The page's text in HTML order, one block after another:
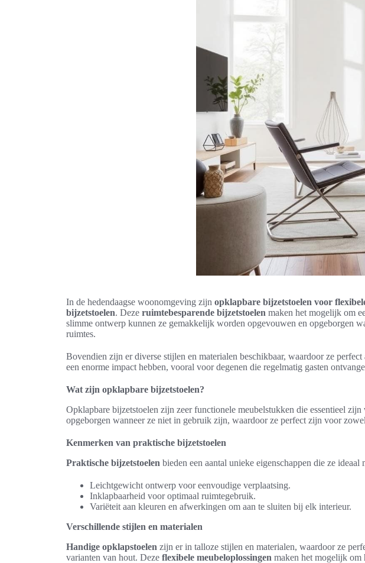
In de hedendaagse woonomgeving zijn opklapbare bijzetstoelen voor
bijzetstoelen. Deze ruimtebesparende bijzetstoelen maken het mogelijk om
slimme ontwerp kunnen ze gemakkelijk worden opgevouwen en opgeborgen
ruimtes.
Bovendien zijn er diverse stijlen en materialen beschikbaar, waardoor ze
een enorme impact hebben, vooral voor degenen die regelmatig gasten
Wat zijn opklapbare bijzetstoelen?
Opklapbare bijzetstoelen zijn zeer functionele meubelstukken die essentieel
opgeborgen wanneer ze niet in gebruik zijn, waardoor ze perfect zijn voor
Kenmerken van praktische bijzetstoelen
Praktische bijzetstoelen bieden een aantal unieke eigenschappen die ze
Leichtgewicht ontwerp voor eenvoudige verplaatsing.
Inklapbaarheid voor optimaal ruimtegebruik.
Variëteit aan kleuren en afwerkingen om aan te sluiten bij elk interieur.
Verschillende stijlen en materialen
Handige opklapstoelen zijn er in talloze stijlen en materialen, waardoor ze
varianten van hout. Deze flexibele meubeloplossingen maken het mogelijk om